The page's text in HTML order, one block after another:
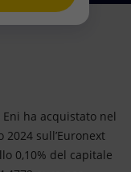
Eni ha acquistato nel
sull’Euronext
0,10% del capitale